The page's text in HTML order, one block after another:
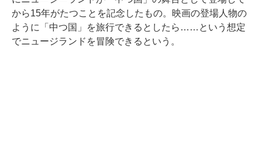
から15年がたつことを記念したもの。映画の登場人物の
ように「中つ国」を旅行できるとしたら……という想定
でニュージランドを冒険できるという。